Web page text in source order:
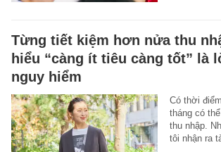
Từng tiết kiệm hơn nửa thu
hiểu “càng ít tiêu càng tốt” là
nguy hiểm
Có thời
tháng có
thu nhập.
tôi nhận ra